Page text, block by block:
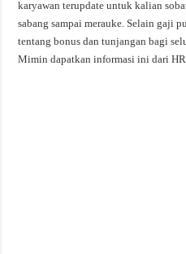
karyawan terupdate untuk kalian
sabang sampai merauke. Selain gaji
tentang bonus dan tunjangan bagi
Mimin dapatkan informasi ini dari